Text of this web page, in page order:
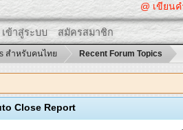
@ เขียน
เข้าสู่ระบบ สมัครสมาชิก
สำหรับคนไทย Recent Forum Topics
Close Report